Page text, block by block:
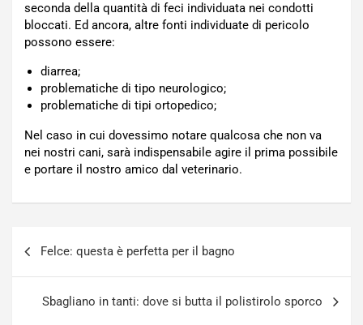
seconda della quantità di feci individuata nei condotti
bloccati. Ed ancora, altre fonti individuate di pericolo
possono essere:
diarrea;
problematiche di tipo neurologico;
problematiche di tipi ortopedico;
Nel caso in cui dovessimo notare qualcosa che non va
nei nostri cani, sarà indispensabile agire il prima possibile
e portare il nostro amico dal veterinario.
Felce: questa è perfetta per il bagno
Sbagliano in tanti: dove si butta il polistirolo sporco